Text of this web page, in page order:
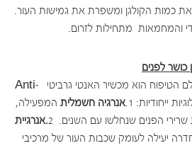
כמות הקולגן ומשפרת את גמישות העור.
והמחמאות מתחילות לזרום.
כושר לפנים
אחד מהסודות השמורים בעולם הטיפוח הוא מכשיר האנטי גרביטי Anti-
אנרגיה חשמלית המפעילה,
הפנים שנחלשו עם השנים. 2
.אנרגיית
יעילה לעומק שכבות העור של מרכיבי